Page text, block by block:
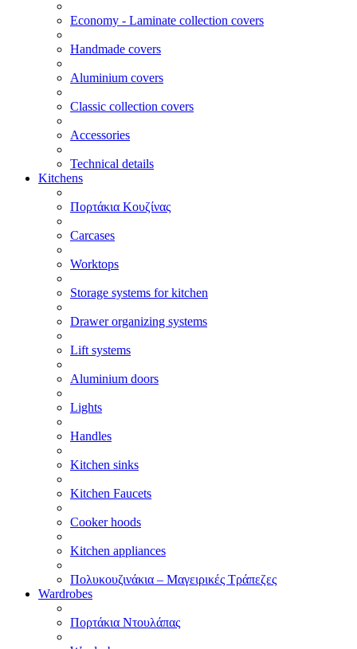
Economy - Laminate collection covers
Handmade covers
Aluminium covers
Classic collection covers
Accessories
Technical details
Kitchens
Πορτάκια Κουζίνας
Carcases
Worktops
Storage systems for kitchen
Drawer organizing systems
Lift systems
Aluminium doors
Lights
Handles
Kitchen sinks
Kitchen Faucets
Cooker hoods
Kitchen appliances
Πολυκουζινάκια – Μαγειρικές Τράπεζες
Wardrobes
Πορτάκια Ντουλάπας